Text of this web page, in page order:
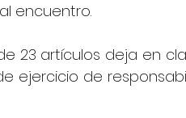
encuentro.
23 artículos deja en
ejercicio de